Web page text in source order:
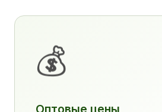
💰
Оптовые цены